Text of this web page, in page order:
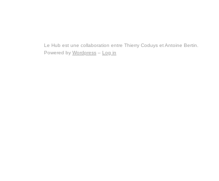
Le Hub est une collaboration entre Thierry Coduys et Antoine Bertin.
Powered by Wordpress – Log in